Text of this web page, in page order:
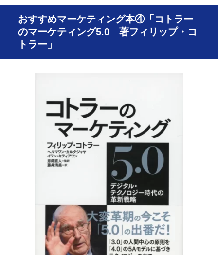
おすすめマーケティング本④「コトラー
のマーケティング5.0 著フィリップ・コ
トラー」